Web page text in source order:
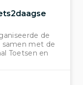
de
samen met de
Toetsen en